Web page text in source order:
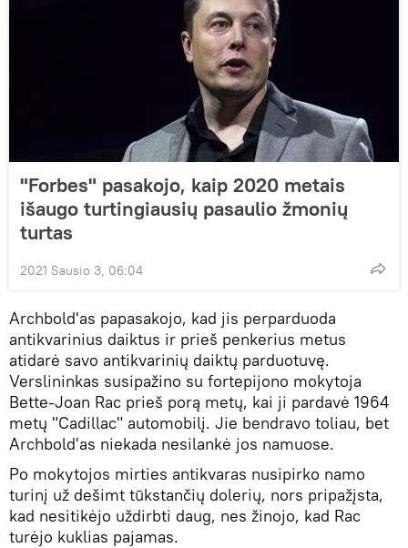
"Forbes" pasakojo, kaip 2020 metais
išaugo turtingiausių pasaulio žmonių
turtas
2021 Sausio 3, 06:04
Archbold'as papasakojo, kad jis perparduoda
antikvarinius daiktus ir prieš penkerius metus
atidarė savo antikvarinių daiktų parduotuvę.
Verslininkas susipažino su fortepijono mokytoja
Bette-Joan Rac prieš porą metų, kai ji pardavė 1964
metų "Cadillac" automobilį. Jie bendravo toliau, bet
Archbold'as niekada nesilankė jos namuose.
Po mokytojos mirties antikvaras nusipirko namo
turinį už dešimt tūkstančių dolerių, nors pripažįsta,
kad nesitikėjo uždirbti daug, nes žinojo, kad Rac
turėjo kuklias pajamas.